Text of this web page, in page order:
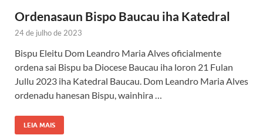
Ordenasaun Bispo Baucau iha Katedral
24 de julho de 2023
Bispu Eleitu Dom Leandro Maria Alves oficialmente
ordena sai Bispu ba Diocese Baucau iha loron 21 Fulan
Jullu 2023 iha Katedral Baucau. Dom Leandro Maria Alves
ordenadu hanesan Bispu, wainhira …
LEIA MAIS